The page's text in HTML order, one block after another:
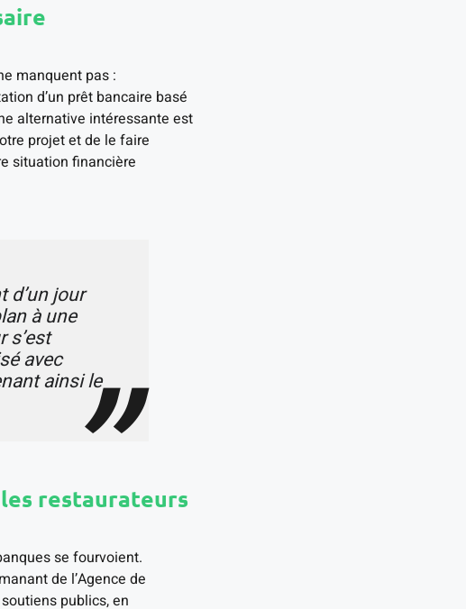
manquent pas :
d’un prêt bancaire basé
alternative intéressante est
projet et de le faire
situation financière
d’un jour
à une
s’est
avec
ainsi le
restaurateurs
se fourvoient.
de l’Agence de
publics, en